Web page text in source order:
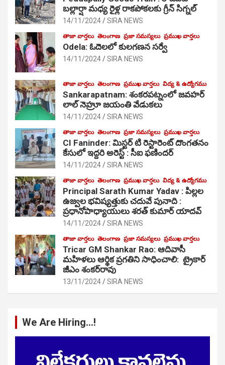
బల్లార్షా మధ్య రైళ్ల రాకపోకలకు గ్రీన్ సిగ్నల్
14/11/2024 SIRA NEWS
తాజా వార్తలు తెలంగాణ ప్రజా సమస్యలు ప్రముఖ వార్తలు
Odela: ఓదెలలో కులగణన సర్వే
14/11/2024 SIRA NEWS
తాజా వార్తలు తెలంగాణ ప్రముఖ వార్తలు విద్య & ఉద్యోగము
Sankarapatnam: శంకరపట్నంలో జవహర్
లాల్ నెహ్రూ జయంతి వేడుకలు
14/11/2024 SIRA NEWS
తాజా వార్తలు తెలంగాణ ప్రజా సమస్యలు ప్రముఖ వార్తలు
CI Faninder: మిస్టర్ టి రెస్టారెంట్ దొంగతనం
కేసులో ఇద్దరి అరెస్ట్ : సీఐ ఫణిందర్
14/11/2024 SIRA NEWS
తాజా వార్తలు తెలంగాణ ప్రముఖ వార్తలు విద్య & ఉద్యోగము
Principal Sarath Kumar Yadav : పిల్లల
ఉజ్వల భవిష్యత్తుకు చదువే పునాది :
ప్రధానోపాధ్యాయులు శరత్ కుమార్ యాదవ్
14/11/2024 SIRA NEWS
తాజా వార్తలు తెలంగాణ ప్రజా సమస్యలు ప్రముఖ వార్తలు
Tricar GM Shankar Rao: ఆదివాసీ
మహిళలు ఆర్థిక ప్రగతిని సాధించాలి: ట్రైకార్
జీఎం శంకర్‌రావు
13/11/2024 SIRA NEWS
We Are Hiring…!